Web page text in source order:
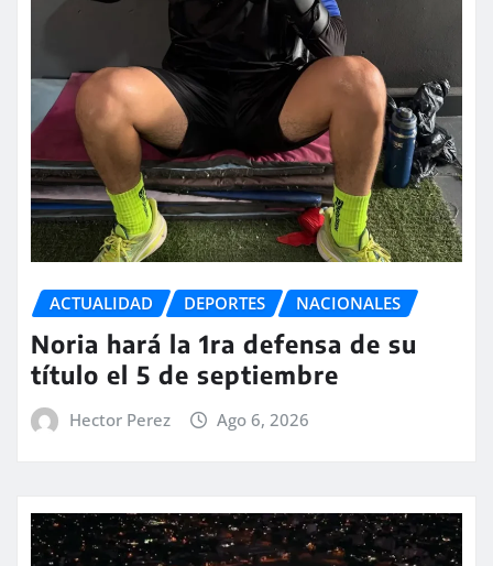
ACTUALIDAD DEPORTES NACIONALES
Noria hará la 1ra defensa de su
título el 5 de septiembre
Hector Perez Ago 6, 2026